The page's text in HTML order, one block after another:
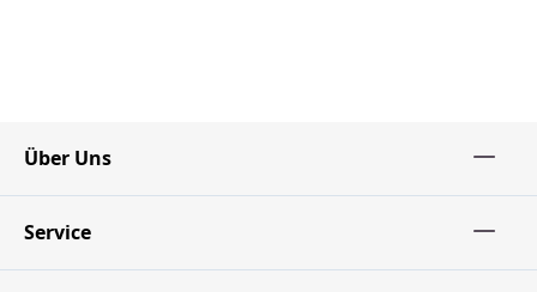
Über Uns
Service